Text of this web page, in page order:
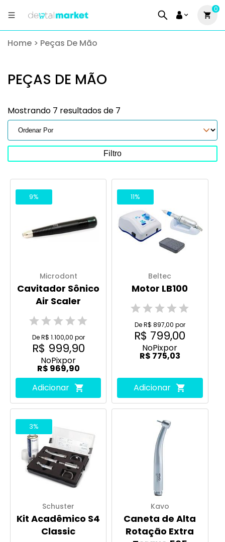
0
Home > Peças De Mão
PEÇAS DE MÃO
Mostrando 7 resultados de 7
Filtro
9%
Microdont
Cavitador Sônico
Air Scaler
De R$ 1.100,00 por
R$ 999,90
NoPixpor
R$ 969,90
Adicionar
11%
Beltec
Motor LB100
De R$ 897,00 por
R$ 799,00
NoPixpor
R$ 775,03
Adicionar
3%
Schuster
Kit Acadêmico S4
Classic
Kavo
Caneta de Alta
Rotação Extra